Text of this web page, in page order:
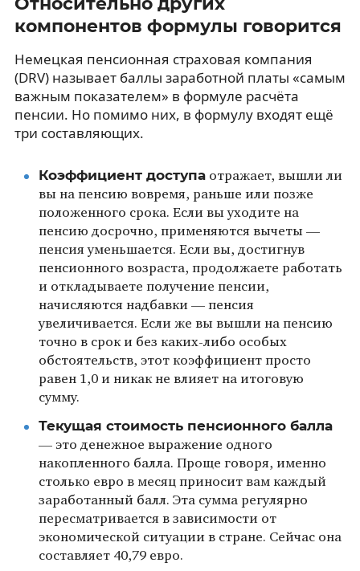
компонентов формулы говорится
Немецкая пенсионная страховая компания
(DRV) называет баллы заработной платы «самым
важным показателем» в формуле расчёта
пенсии. Но помимо них, в формулу входят ещё
три составляющих.
Коэффициент доступаотражает, вышли ли
вы на пенсию вовремя, раньше или позже
положенного срока. Если вы уходите на
пенсию досрочно, применяются вычеты —
пенсия уменьшается. Если вы, достигнув
пенсионного возраста, продолжаете работать
и откладываете получение пенсии,
начисляются надбавки — пенсия
увеличивается. Если же вы вышли на пенсию
точно в срок и без каких-либо особых
обстоятельств, этот коэффициент просто
равен 1,0 и никак не влияет на итоговую
сумму.
Текущая стоимость пенсионного балла
— это денежное выражение одного
накопленного балла. Проще говоря, именно
столько евро в месяц приносит вам каждый
заработанный балл. Эта сумма регулярно
пересматривается в зависимости от
экономической ситуации в стране. Сейчас она
составляет 40,79 евро.